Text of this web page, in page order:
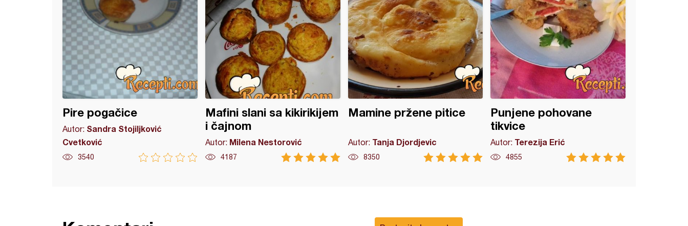
Pire pogačice
Autor: Sandra Stojiljković
Cvetković
3540
Mafini slani sa kikirikijem
i čajnom
Autor: Milena Nestorović
4187
Mamine pržene pitice
Autor: Tanja Djordjevic
8350
Punjene pohovane
tikvice
Autor: Terezija Erić
4855